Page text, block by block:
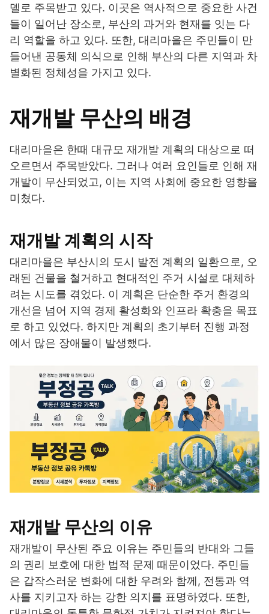
델로 주목받고 있다. 이곳은 역사적으로 중요한 사건
들이 일어난 장소로, 부산의 과거와 현재를 잇는 다
리 역할을 하고 있다. 또한, 대리마을은 주민들이 만
들어낸 공동체 의식으로 인해 부산의 다른 지역과 차
별화된 정체성을 가지고 있다.
재개발 무산의 배경
대리마을은 한때 대규모 재개발 계획의 대상으로 떠
오르면서 주목받았다. 그러나 여러 요인들로 인해 재
개발이 무산되었고, 이는 지역 사회에 중요한 영향을
미쳤다.
재개발 계획의 시작
대리마을은 부산시의 도시 발전 계획의 일환으로, 오
래된 건물을 철거하고 현대적인 주거 시설로 대체하
려는 시도를 겪었다. 이 계획은 단순한 주거 환경의
개선을 넘어 지역 경제 활성화와 인프라 확충을 목표
로 하고 있었다. 하지만 계획의 초기부터 진행 과정
에서 많은 장애물이 발생했다.
재개발 무산의 이유
재개발이 무산된 주요 이유는 주민들의 반대와 그들
의 권리 보호에 대한 법적 문제 때문이었다. 주민들
은 갑작스러운 변화에 대한 우려와 함께, 전통과 역
사를 지키고자 하는 강한 의지를 표명하였다. 또한,